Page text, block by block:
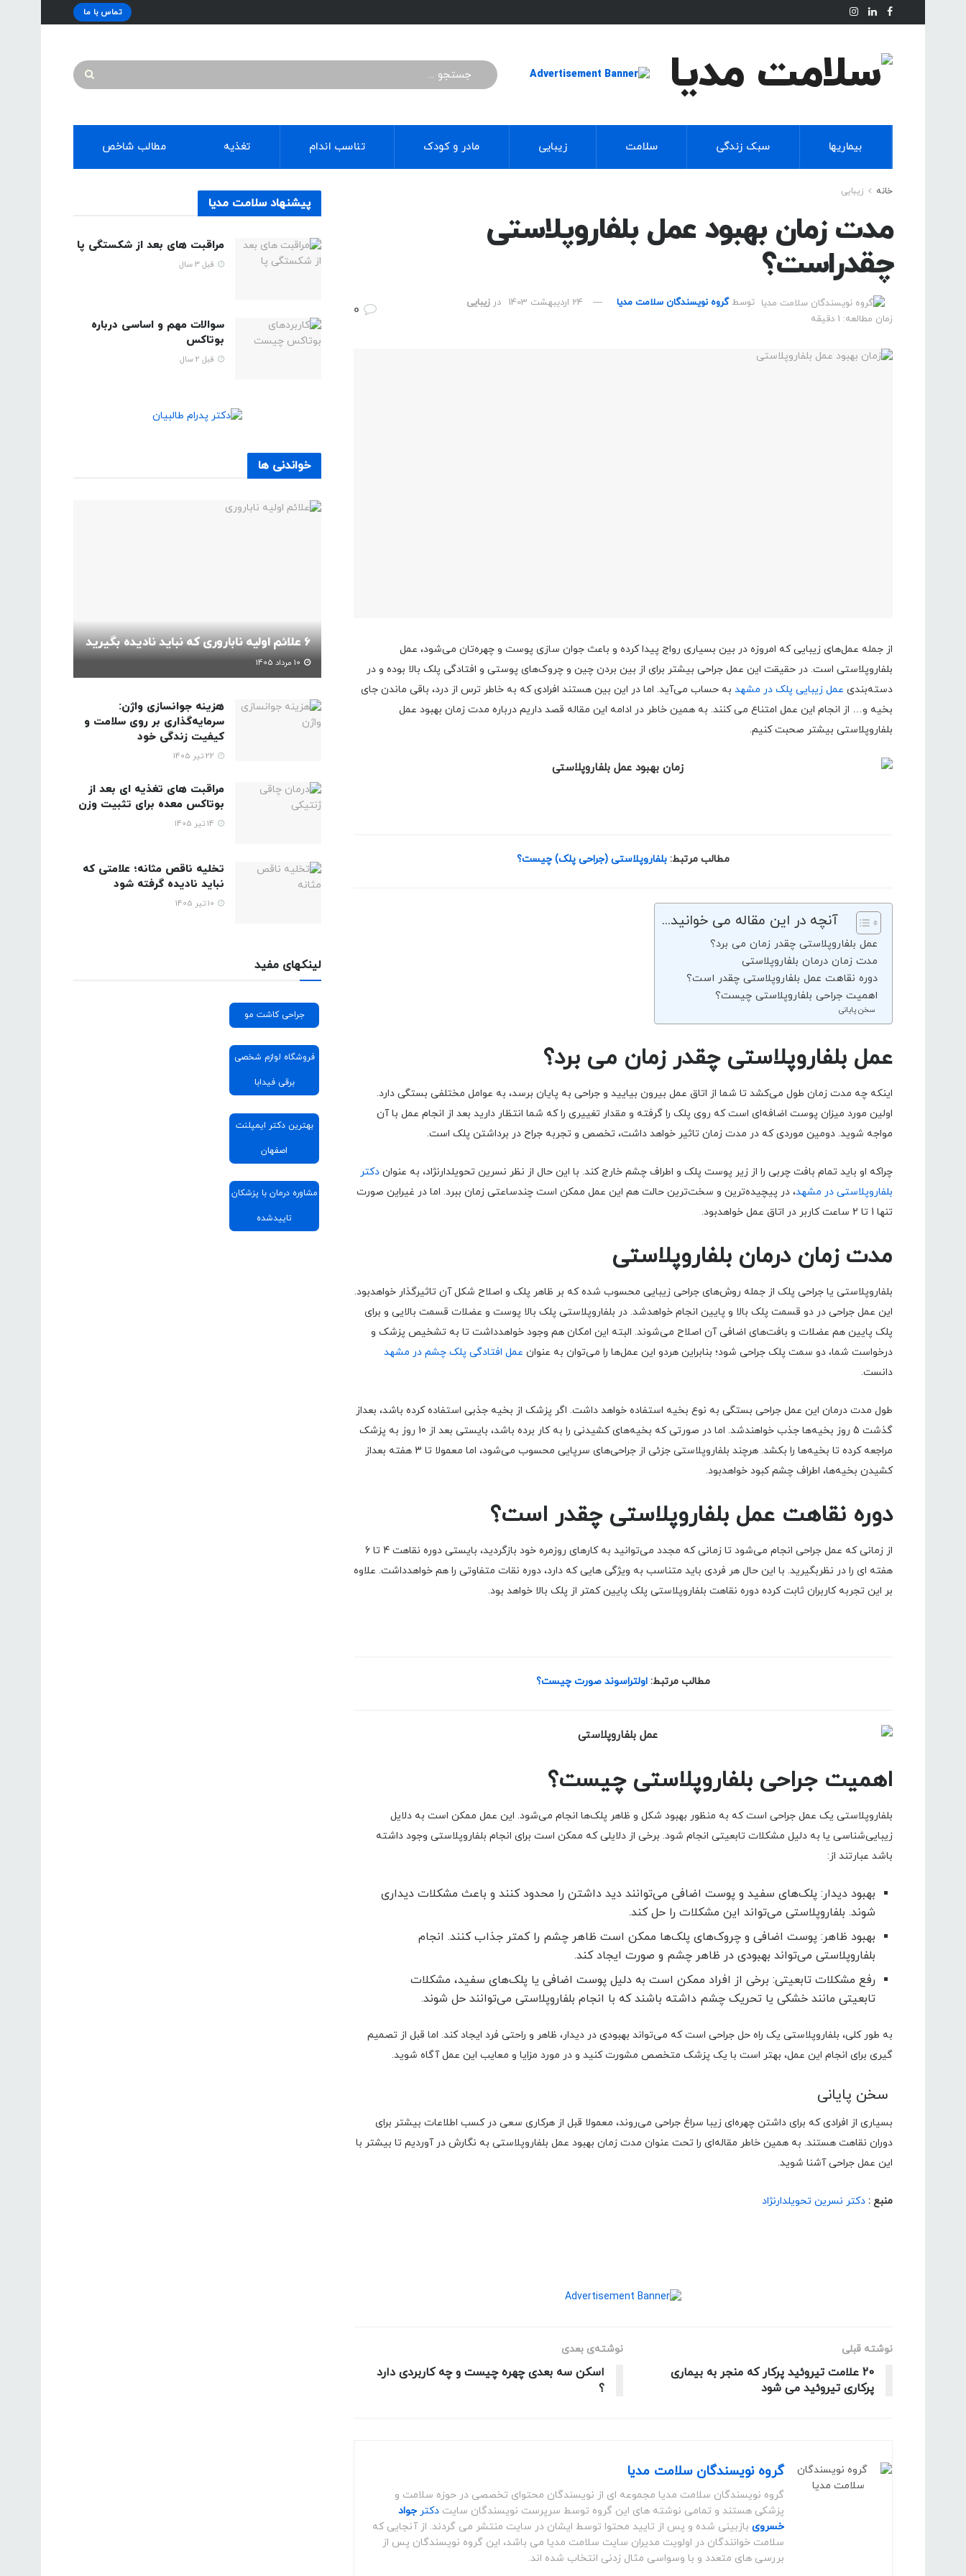
تماس با ما
بیماریها سبک زندگی سلامت زیبایی مادر و کودک تناسب اندام تغذیه مطالب شاخص
خانه زیبایی
مدت زمان بهبود عمل بلفاروپلاستی
چقدراست؟
توسط گروه نویسندگان سلامت مدیا 24 اردیبهشت 1403 در زیبایی
زمان مطالعه: 1 دقیقه
از جمله عمل‌های زیبایی که امروزه در بین بسیاری رواج پیدا کرده و باعث جوان سازی پوست و چهره‌تان می‌شود، عمل
بلفاروپلاستی است. در حقیقت این عمل جراحی بیشتر برای از بین بردن چین و چروک‌های پوستی و افتادگی پلک بالا بوده و در
دسته‌بندی عمل زیبایی پلک در مشهد به حساب می‌آید. اما در این بین هستند افرادی که به خاطر ترس از درد، باقی ماندن جای
بخیه و… از انجام این عمل امتناع می کنند. به همین خاطر در ادامه این مقاله قصد داریم درباره مدت زمان بهبود عمل
بلفاروپلاستی بیشتر صحبت کنیم.
مطالب مرتبط: بلفاروپلاستی (جراحی پلک) چیست؟
آنچه در این مقاله می خوانید...
عمل بلفاروپلاستی چقدر زمان می برد؟
مدت زمان درمان بلفاروپلاستی
دوره نقاهت عمل بلفاروپلاستی چقدر است؟
اهمیت جراحی بلفاروپلاستی چیست؟
سخن پایانی
عمل بلفاروپلاستی چقدر زمان می برد؟
اینکه چه مدت زمان طول می‌کشد تا شما از اتاق عمل بیرون بیایید و جراحی به پایان برسد، به عوامل مختلفی بستگی دارد.
اولین مورد میزان پوست اضافه‌ای است که روی پلک را گرفته و مقدار تغییری را که شما انتظار دارید بعد از انجام عمل با آن
مواجه شوید. دومین موردی که در مدت زمان تاثیر خواهد داشت، تخصص و تجربه جراح در برداشتن پلک است.
چراکه او باید تمام بافت چربی را از زیر پوست پلک و اطراف چشم خارج کند. با این حال از نظر نسرین تحویلدارنژاد، به عنوان دکتر
بلفاروپلاستی در مشهد، در پیچیده‌ترین و سخت‌ترین حالت هم این عمل ممکن است چندساعتی زمان ببرد. اما در غیراین صورت
تنها 1 تا 2 ساعت کاربر در اتاق عمل خواهدبود.
مدت زمان درمان بلفاروپلاستی
بلفاروپلاستی یا جراحی پلک از جمله روش‌های جراحی زیبایی محسوب شده که بر ظاهر پلک و اصلاح شکل آن تاثیرگذار خواهدبود.
این عمل جراحی در دو قسمت پلک بالا و پایین انجام خواهدشد. در بلفاروپلاستی پلک بالا پوست و عضلات قسمت بالایی و برای
پلک پایین هم عضلات و بافت‌های اضافی آن اصلاح می‌شوند. البته این امکان هم وجود خواهدداشت تا به تشخیص پزشک و
درخواست شما، دو سمت پلک جراحی شود؛ بنابراین هردو این عمل‌ها را می‌توان به عنوان عمل افتادگی پلک چشم در مشهد
دانست.
طول مدت درمان این عمل جراحی بستگی به نوع بخیه استفاده خواهد داشت. اگر پزشک از بخیه جذبی استفاده کرده باشد، بعداز
گذشت 5 روز بخیه‌ها جذب خواهندشد. اما در صورتی که بخیه‌های کشیدنی را به کار برده باشد، بایستی بعد از 10 روز به پزشک
مراجعه کرده تا بخیه‌ها را بکشد. هرچند بلفاروپلاستی جزئی از جراحی‌های سرپایی محسوب می‌شود، اما معمولا تا 3 هفته بعداز
کشیدن بخیه‌ها، اطراف چشم کبود خواهدبود.
دوره نقاهت عمل بلفاروپلاستی چقدر است؟
از زمانی که عمل جراحی انجام می‌شود تا زمانی که مجدد می‌توانید به کارهای روزمره خود بازگردید، بایستی دوره نقاهت 4 تا 6
هفته ای را در نظربگیرید. با این حال هر فردی باید متناسب به ویژگی هایی که دارد، دوره نقات متفاوتی را هم خواهدداشت. علاوه
بر این تجربه کاربران ثابت کرده دوره نقاهت بلفاروپلاستی پلک پایین کمتر از پلک بالا خواهد بود.
مطالب مرتبط: اولتراسوند صورت چیست؟
اهمیت جراحی بلفاروپلاستی چیست؟
بلفاروپلاستی یک عمل جراحی است که به منظور بهبود شکل و ظاهر پلک‌ها انجام می‌شود. این عمل ممکن است به دلایل
زیبایی‌شناسی یا به دلیل مشکلات تابعیتی انجام شود. برخی از دلایلی که ممکن است برای انجام بلفاروپلاستی وجود داشته
باشد عبارتند از:
بهبود دیدار: پلک‌های سفید و پوست اضافی می‌توانند دید داشتن را محدود کنند و باعث مشکلات دیداری
شوند. بلفاروپلاستی می‌تواند این مشکلات را حل کند.
بهبود ظاهر: پوست اضافی و چروک‌های پلک‌ها ممکن است ظاهر چشم را کمتر جذاب کنند. انجام
بلفاروپلاستی می‌تواند بهبودی در ظاهر چشم و صورت ایجاد کند.
رفع مشکلات تابعیتی: برخی از افراد ممکن است به دلیل پوست اضافی یا پلک‌های سفید، مشکلات
تابعیتی مانند خشکی یا تحریک چشم داشته باشند که با انجام بلفاروپلاستی می‌توانند حل شوند.
به طور کلی، بلفاروپلاستی یک راه حل جراحی است که می‌تواند بهبودی در دیدار، ظاهر و راحتی فرد ایجاد کند. اما قبل از تصمیم
گیری برای انجام این عمل، بهتر است با یک پزشک متخصص مشورت کنید و در مورد مزایا و معایب این عمل آگاه شوید.
سخن پایانی
بسیاری از افرادی که برای داشتن چهره‌ای زیبا سراغ جراحی می‌روند، معمولا قبل از هرکاری سعی در کسب اطلاعات بیشتر برای
دوران نقاهت هستند. به همین خاطر مقاله‌ای را تحت عنوان مدت زمان بهبود عمل بلفاروپلاستی به نگارش در آوردیم تا بیشتر با
این عمل جراحی آشنا شوید.
منبع : دکتر نسرین تحویلدارنژاد
نوشته قبلی
20 علامت تیروئید پرکار که منجر به بیماری
پرکاری تیروئید می شود
نوشته‌ی بعدی
اسکن سه بعدی چهره چیست و چه کاربردی دارد
؟
گروه نویسندگان سلامت مدیا
گروه نویسندگان سلامت مدیا مجموعه ای از نویسندگان محتوای تخصصی در حوزه سلامت و
پزشکی هستند و تمامی نوشته های این گروه توسط سرپرست نویسندگان سایت دکتر جواد
خسروی بازبینی شده و پس از تایید محتوا توسط ایشان در سایت منتشر می گردند. از آنجایی که
سلامت خوانندگان در اولویت مدیران سایت سلامت مدیا می باشد، این گروه نویسندگان پس از
بررسی های متعدد و با وسواسی مثال زدنی انتخاب شده اند.
پیشنهاد سلامت مدیا
مراقبت های بعد از شکستگی پا
قبل 3 سال
سوالات مهم و اساسی درباره
بوتاکس
قبل 2 سال
خواندنی ها
6 علائم اولیه ناباروری که نباید نادیده بگیرید
هزینه جوانسازی واژن:
سرمایه‌گذاری بر روی سلامت و
کیفیت زندگی خود
مراقبت های تغذیه ای بعد از
بوتاکس معده برای تثبیت وزن
تخلیه ناقص مثانه؛ علامتی که
نباید نادیده گرفته شود
لینکهای مفید
جراحی کاشت مو
فروشگاه لوازم شخصی
برقی فیدابا
بهترین دکتر ایمپلنت
اصفهان
مشاوره درمان با پزشکان
تاییدشده